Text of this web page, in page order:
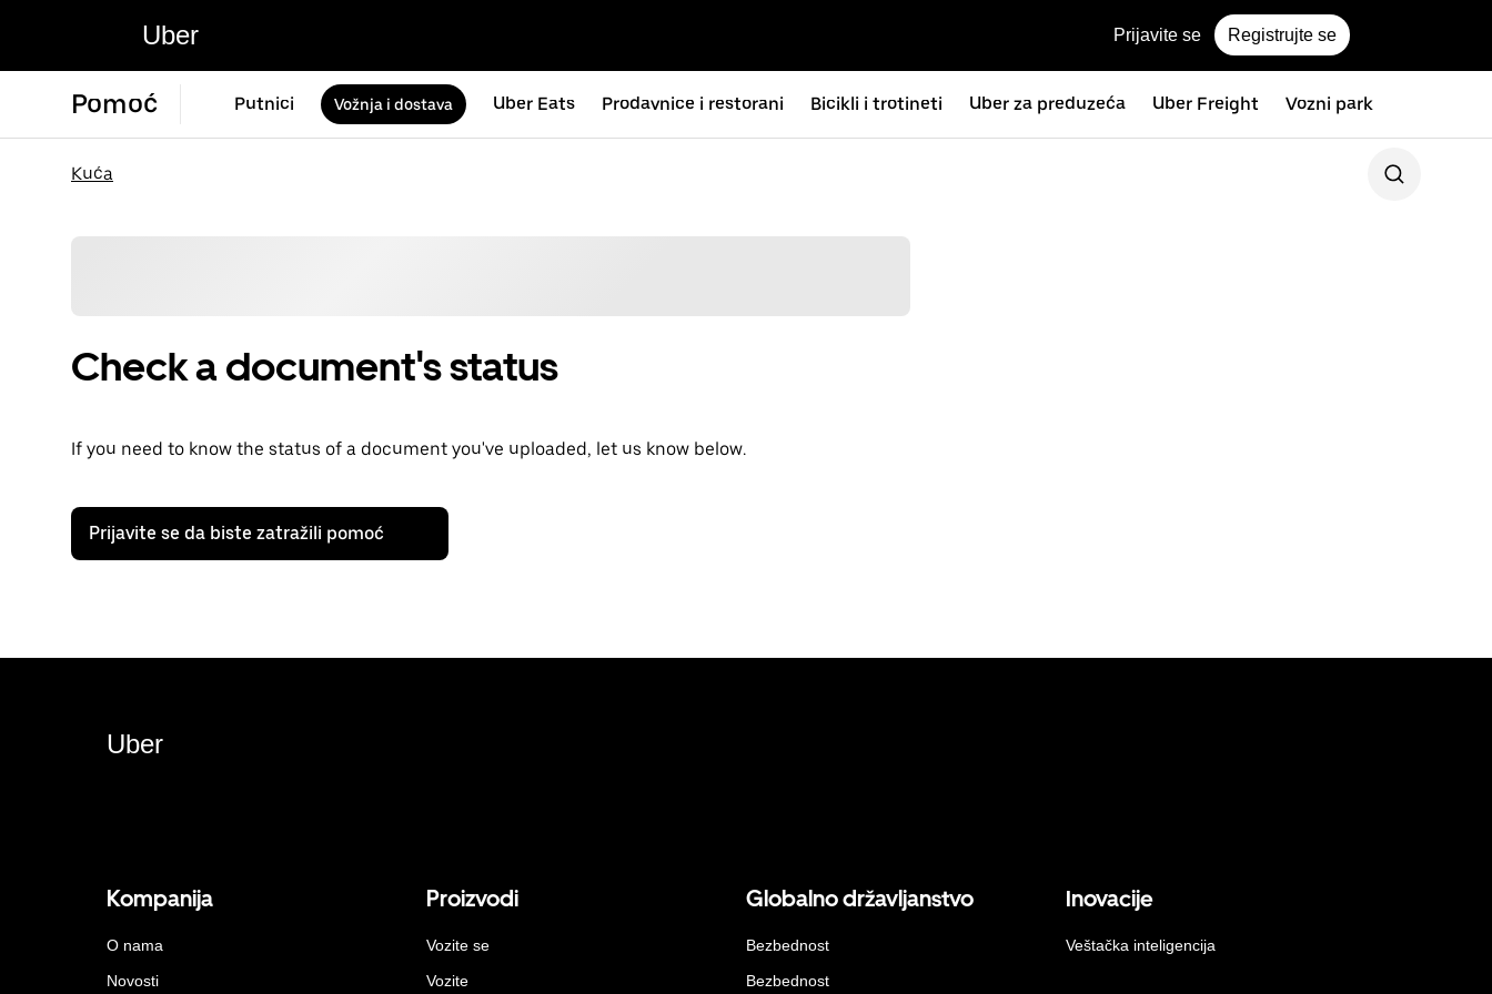
Uber Prijavite se Registrujte se
Pomoć Putnici Vožnja i dostava Uber Eats Prodavnice i restorani Bicikli i trotineti Uber za preduzeća Uber Freight Vozni park
Kuća
Check a document's status
If you need to know the status of a document you've uploaded, let us know below.
Prijavite se da biste zatražili pomoć
Uber
Kompanija
O nama
Novosti
Proizvodi
Vozite se
Vozite
Globalno državljanstvo
Bezbednost
Bezbednost
Inovacije
Veštačka inteligencija